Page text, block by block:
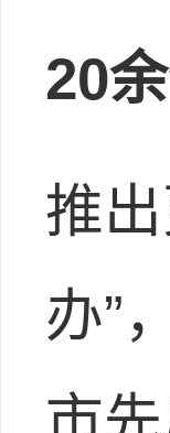
20
推
办”